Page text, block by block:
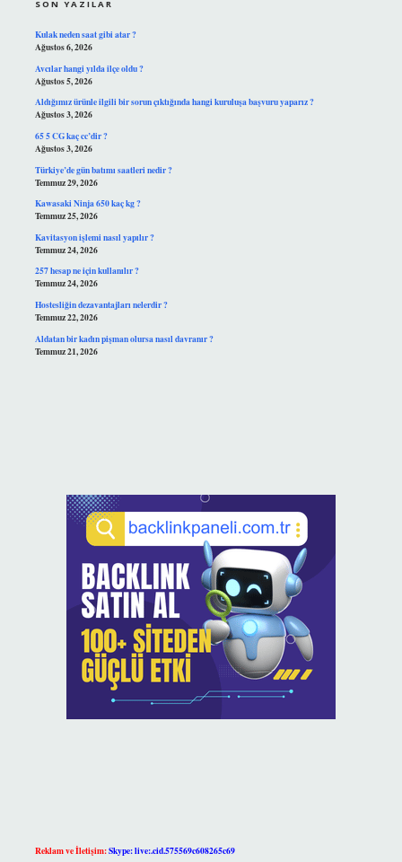
SON YAZILAR
Kulak neden saat gibi atar ?
Ağustos 6, 2026
Avcılar hangi yılda ilçe oldu ?
Ağustos 5, 2026
Aldığımız ürünle ilgili bir sorun çıktığında hangi kuruluşa başvuru yaparız ?
Ağustos 3, 2026
65 5 CG kaç cc’dir ?
Ağustos 3, 2026
Türkiye’de gün batımı saatleri nedir ?
Temmuz 29, 2026
Kawasaki Ninja 650 kaç kg ?
Temmuz 25, 2026
Kavitasyon işlemi nasıl yapılır ?
Temmuz 24, 2026
257 hesap ne için kullanılır ?
Temmuz 24, 2026
Hostesliğin dezavantajları nelerdir ?
Temmuz 22, 2026
Aldatan bir kadın pişman olursa nasıl davranır ?
Temmuz 21, 2026
Reklam ve İletişim:Skype: live:.cid.575569c608265c69